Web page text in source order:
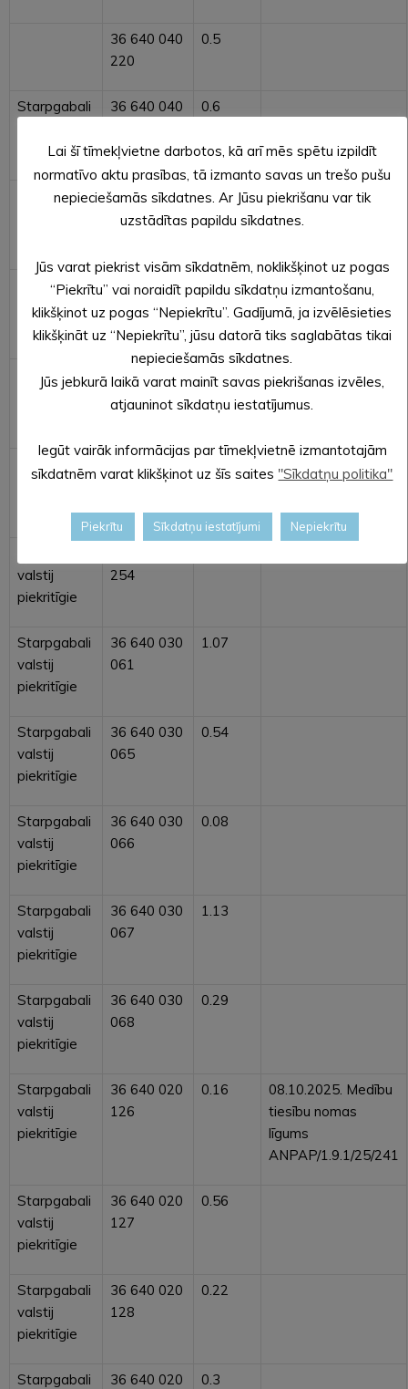
36 640 040
220
0.5
Starpgabali
piekritīgie
36 640 040
0.6
Starpgabali
36 640 030
048
1.1389
Starpgabali
pašvaldībai
piekritīgie
36 640 030
057
3.6
Starpgabali
36 640 040
155
0.6
Starpgabali
36 640 040
valstij
piekritīgie
254
Starpgabali
valstij
piekritīgie
36 640 030
061
1.07
Starpgabali
valstij
piekritīgie
36 640 030
065
0.54
Starpgabali
valstij
piekritīgie
36 640 030
066
0.08
Starpgabali
valstij
piekritīgie
36 640 030
067
1.13
Starpgabali
valstij
piekritīgie
36 640 030
068
0.29
Starpgabali
valstij
piekritīgie
36 640 020
126
0.16
08.10.2025. Medību
tiesību nomas
līgums
ANPAP/1.9.1/25/241
Starpgabali
valstij
piekritīgie
36 640 020
127
0.56
Starpgabali
valstij
piekritīgie
36 640 020
128
0.22
Starpgabali
36 640 020
0.3
Lai šī tīmekļvietne darbotos, kā arī mēs spētu izpildīt
normatīvo aktu prasības, tā izmanto savas un trešo pušu
nepieciešamās sīkdatnes. Ar Jūsu piekrišanu var tik
uzstādītas papildu sīkdatnes.
Jūs varat piekrist visām sīkdatnēm, noklikšķinot uz pogas
“Piekrītu” vai noraidīt papildu sīkdatņu izmantošanu,
klikšķinot uz pogas “Nepiekrītu”. Gadījumā, ja izvēlēsieties
klikšķināt uz “Nepiekrītu”, jūsu datorā tiks saglabātas tikai
nepieciešamās sīkdatnes.
Jūs jebkurā laikā varat mainīt savas piekrišanas izvēles,
atjauninot sīkdatņu iestatījumus.
Iegūt vairāk informācijas par tīmekļvietnē izmantotajām
sīkdatnēm varat klikšķinot uz šīs saites "Sīkdatņu politika"
Piekrītu Sīkdatņu iestatījumi Nepiekrītu